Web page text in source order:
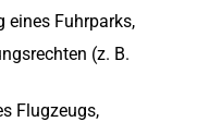
eines Fuhrparks,
(z. B.
Flugzeugs,